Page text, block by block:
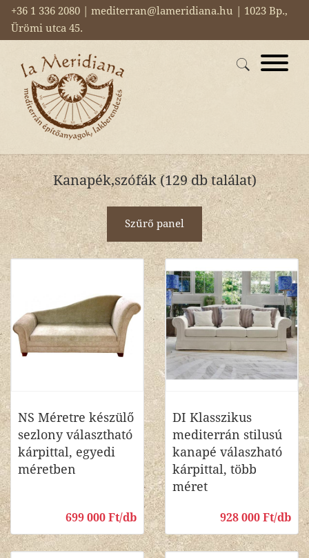
+36 1 336 2080 | mediterran@lameridiana.hu | 1023 Bp.,
Ürömi utca 45.
Kanapék,szófák (129 db találat)
Szűrő panel
NS Méretre készülő
sezlony választható
kárpittal, egyedi
méretben
699 000 Ft/db
DI Klasszikus
mediterrán stilusú
kanapé válaszható
kárpittal, több
méret
928 000 Ft/db